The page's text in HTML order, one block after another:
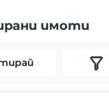
имоти